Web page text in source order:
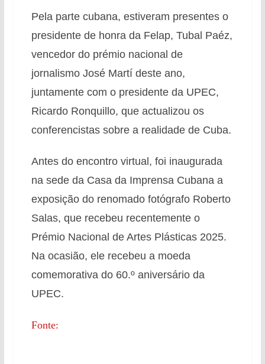
Pela parte cubana, estiveram presentes o
presidente de honra da Felap, Tubal Paéz,
vencedor do prémio nacional de
jornalismo José Martí deste ano,
juntamente com o presidente da UPEC,
Ricardo Ronquillo, que actualizou os
conferencistas sobre a realidade de Cuba.
Antes do encontro virtual, foi inaugurada
na sede da Casa da Imprensa Cubana a
exposição do renomado fotógrafo Roberto
Salas, que recebeu recentemente o
Prémio Nacional de Artes Plásticas 2025.
Na ocasião, ele recebeu a moeda
comemorativa do 60.º aniversário da
UPEC.
Fonte: